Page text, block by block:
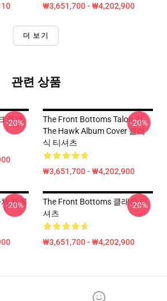
₩3,651,700 - ₩4,202,900
더 보기
관련 상품
클래
-20%
The Front Bottoms Talon 의
The Hawk Album Cover 클래
식 티셔츠
₩3,651,700 - ₩4,202,900
-20%
제목
-20%
The Front Bottoms 클래식 티
셔츠
₩3,651,700 - ₩4,202,900
-20%